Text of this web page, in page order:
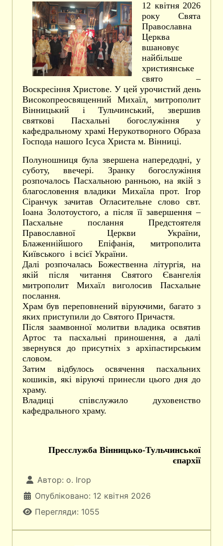
12 квітня 2026
року Свята
Православна
Церква
вшановує
найбільше
християнське
свято –
Воскресіння Христове. У цей урочистий день
Високопреосвященний Михаїл, митрополит
Вінницький і Тульчинський, звершив
святкові Пасхальні богослужіння у
кафедральному храмі Нерукотворного Образа
Господа нашого Ісуса Христа м. Вінниці.
Полуношниця була звершена напередодні, у
суботу, ввечері. Зранку богослужіння
розпочалось Пасхальною ранньою, на якій з
благословення владики Михаїла прот. Ігор
Сіранчук зачитав Огласительне слово свт.
Іоана Золотоустого, а після її завершення –
Пасхальне послання Предстоятеля
Православної Церкви України,
Блаженнійшого Епіфанія, митрополита
Київського і всієї України.
Далі розпочалась Божественна літургія, на
якій після читання Святого Євангелія
митрополит Михаїл виголосив Пасхальне
послання.
Храм був переповнений віруючими, багато з
яких приступили до Святого Причастя.
Після заамвонної молитви владика освятив
Артос та пасхальні приношення, а далі
звернувся до присутніх з архіпастирським
словом.
Затим відбулось освячення пасхальних
кошиків, які віруючі принесли цього дня до
храму.
Владиці співслужило духовенство
кафедрального храму.
Пресслужба Вінницько-Тульчинської
єпархії
Автор: о. Ігор
Опубліковано: 12 квітня 2026
Перегляди: 1055